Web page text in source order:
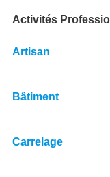
Activités
Artisan
Bâtiment
Carrelage